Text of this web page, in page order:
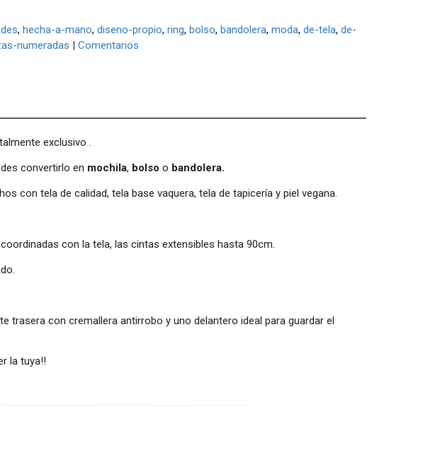
hecha-a-mano diseno-propio ring bolso bandolera moda de-tela de-
numeradas | Comentarios
exclusivo .
convertirlo en mochila, bolsoo bandolera.
con tela de calidad, tela base vaquera, tela de tapicería y piel vegana.
con la tela, las cintas extensibles hasta 90cm.
trasera con cremallera antirrobo y uno delantero ideal para guardar el
la tuya!!